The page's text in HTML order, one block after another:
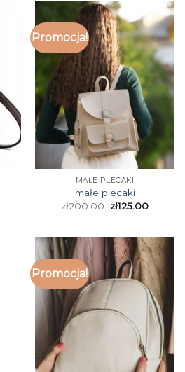
Promocja!
MAŁE PLECAKI
małe plecaki
zł200.00 zł125.00
Promocja!